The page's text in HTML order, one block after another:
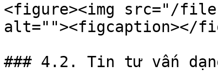
<figure><img src="/
alt=""><figcaption></
### 4.2. Tin tư vấn